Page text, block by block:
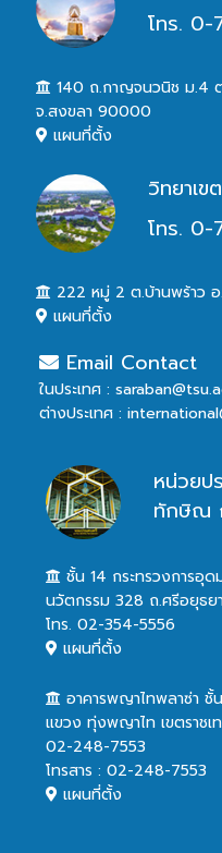
โทร. 0-
140 ถ.กาญจนวนิช ม.4 ต
จ.สงขลา 90000
แผนที่ตั้ง
วิทยาเ
โทร.
222 หมู่ 2 ต.บ้านพร้าว
แผนที่ตั้ง
Email Contact
ในประเทศ :
ต่างประเทศ :
หน่วยป
ทักษิณ
ชั้น 14 กระทรวงการอุ
นวัตกรรม 328 ถ.ศรีอยุธย
โทร. 02-354-5556
แผนที่ตั้ง
อาคารพญาไทพลาซ่า
แขวง ทุ่งพญาไท เขตราช
02-248-7553
โทรสาร : 02-248-7553
แผนที่ตั้ง